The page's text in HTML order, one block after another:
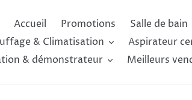
Accueil Promotions Salle de bain
& Climatisation
Aspirateur
& démonstrateur
Meilleurs